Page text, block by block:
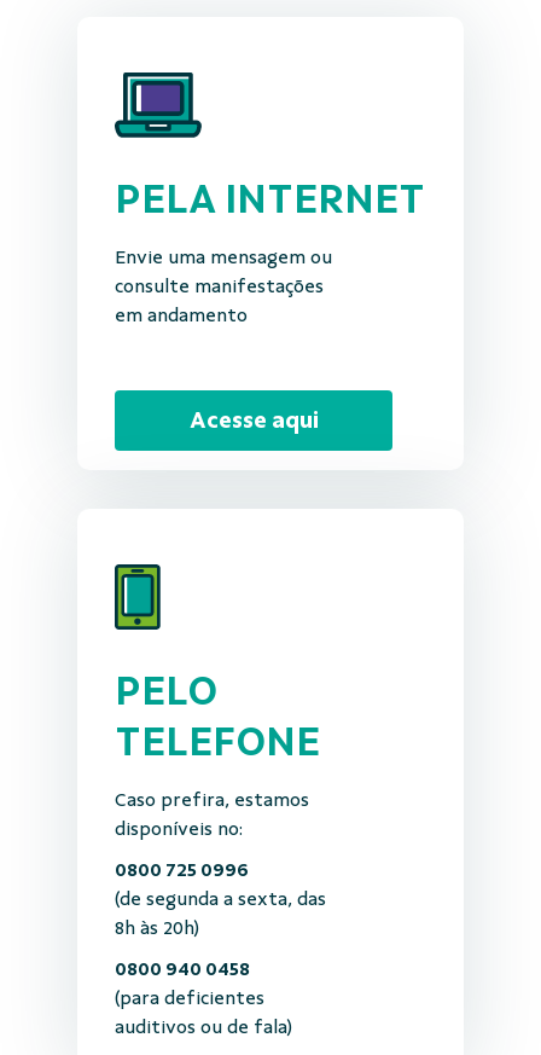
PELA INTERNET
Envie uma mensagem ou
consulte manifestações
em andamento
Acesse aqui
PELO
TELEFONE
Caso prefira, estamos
disponíveis no:
0800 725 0996
(de segunda a sexta, das
8h às 20h)
0800 940 0458
(para deficientes
auditivos ou de fala)